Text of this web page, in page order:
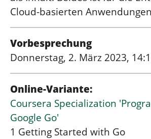
Cloud-basierten
Vorbesprechung
Donnerstag, 2. März 2023,
Online-Variante:
Coursera Specialization
Google Go'
1 Getting Started with Go